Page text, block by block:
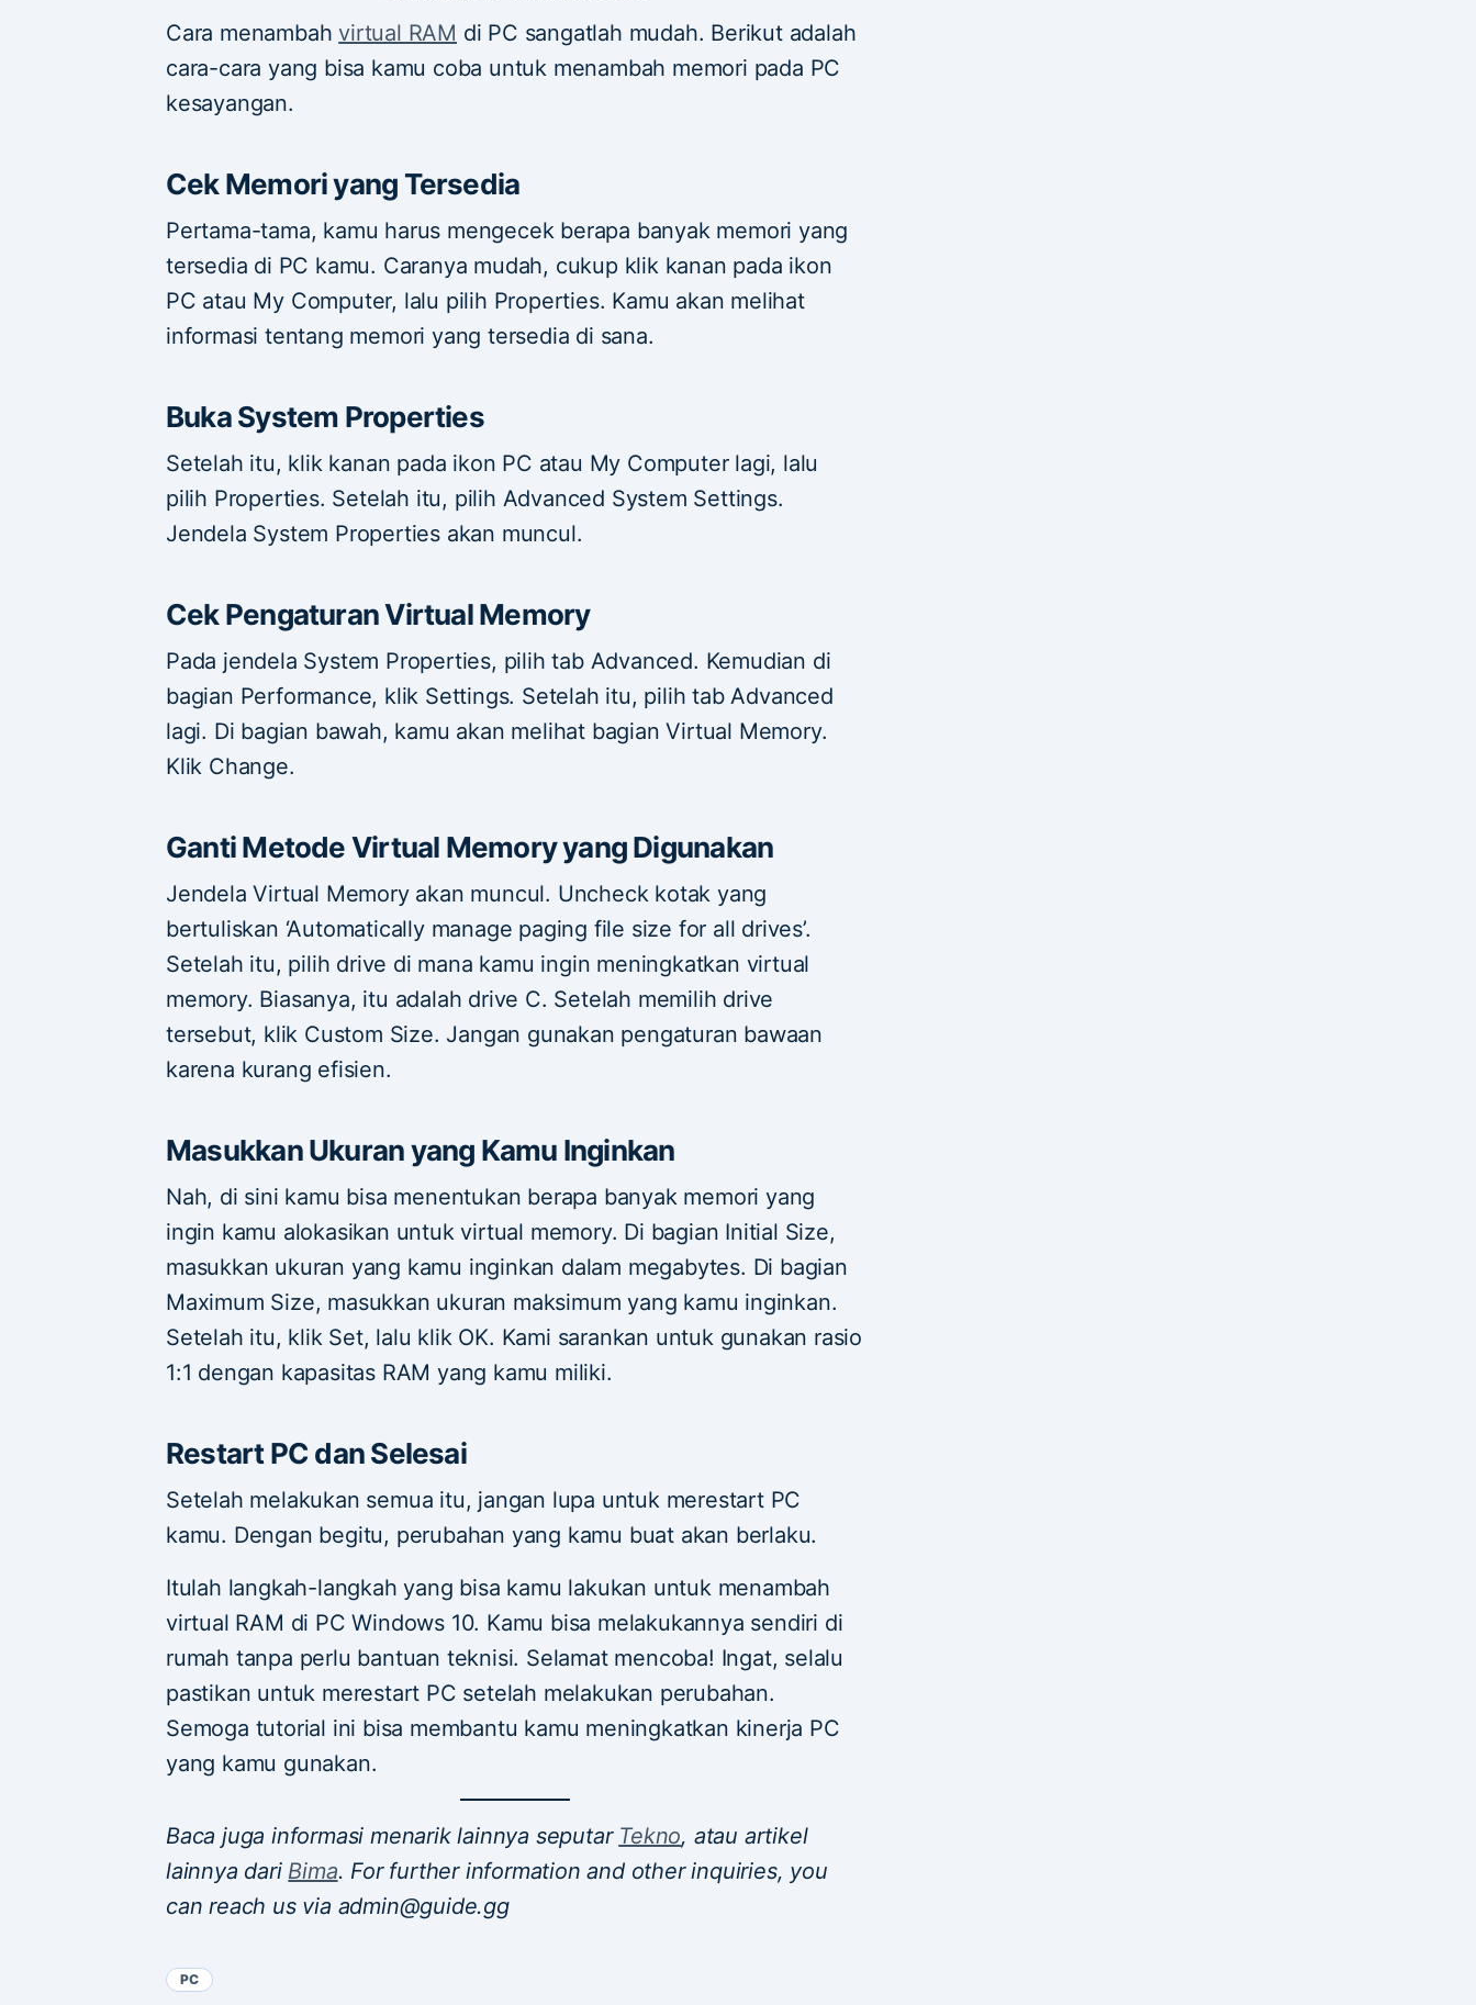
Cara menambahvirtual RAM di PC sangatlah mudah. Berikut adalah
cara-cara yang bisa kamu coba untuk menambah memori pada PC
kesayangan.
Cek Memori yang Tersedia
Pertama-tama, kamu harus mengecek berapa banyak memori yang
tersedia di PC kamu. Caranya mudah, cukup klik kanan pada ikon
PC atau My Computer, lalu pilih Properties. Kamu akan melihat
informasi tentang memori yang tersedia di sana.
Buka System Properties
Setelah itu, klik kanan pada ikon PC atau My Computer lagi, lalu
pilih Properties. Setelah itu, pilih Advanced System Settings.
Jendela System Properties akan muncul.
Cek Pengaturan Virtual Memory
Pada jendela System Properties, pilih tab Advanced. Kemudian di
bagian Performance, klik Settings. Setelah itu, pilih tab Advanced
lagi. Di bagian bawah, kamu akan melihat bagian Virtual Memory.
Klik Change.
Ganti Metode Virtual Memory yang Digunakan
Jendela Virtual Memory akan muncul. Uncheck kotak yang
bertuliskan ‘Automatically manage paging file size for all drives’.
Setelah itu, pilih drive di mana kamu ingin meningkatkan virtual
memory. Biasanya, itu adalah drive C. Setelah memilih drive
tersebut, klik Custom Size. Jangan gunakan pengaturan bawaan
karena kurang efisien.
Masukkan Ukuran yang Kamu Inginkan
Nah, di sini kamu bisa menentukan berapa banyak memori yang
ingin kamu alokasikan untuk virtual memory. Di bagian Initial Size,
masukkan ukuran yang kamu inginkan dalam megabytes. Di bagian
Maximum Size, masukkan ukuran maksimum yang kamu inginkan.
Setelah itu, klik Set, lalu klik OK. Kami sarankan untuk gunakan rasio
1:1 dengan kapasitas RAM yang kamu miliki.
Restart PC dan Selesai
Setelah melakukan semua itu, jangan lupa untuk merestart PC
kamu. Dengan begitu, perubahan yang kamu buat akan berlaku.
Itulah langkah-langkah yang bisa kamu lakukan untuk menambah
virtual RAM di PC Windows 10. Kamu bisa melakukannya sendiri di
rumah tanpa perlu bantuan teknisi. Selamat mencoba! Ingat, selalu
pastikan untuk merestart PC setelah melakukan perubahan.
Semoga tutorial ini bisa membantu kamu meningkatkan kinerja PC
yang kamu gunakan.
Baca juga informasi menarik lainnya seputar Tekno, atau artikel
lainnya dari Bima. For further information and other inquiries, you
can reach us via admin@guide.gg
PC